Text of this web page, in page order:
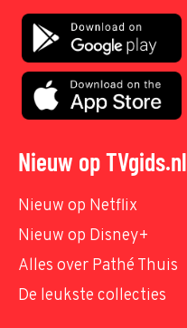
Nieuw op TVgids.nl
Nieuw op Netflix
Nieuw op Disney+
Alles over Pathé Thuis
De leukste collecties